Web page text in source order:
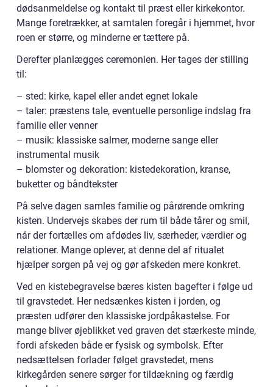
dødsanmeldelse og kontakt til præst eller kirkekontor.
Mange foretrækker, at samtalen foregår i hjemmet, hvor
roen er større, og minderne er tættere på.
Derefter planlægges ceremonien. Her tages der stilling
til:
– sted: kirke, kapel eller andet egnet lokale
– taler: præstens tale, eventuelle personlige indslag fra
familie eller venner
– musik: klassiske salmer, moderne sange eller
instrumental musik
– blomster og dekoration: kistedekoration, kranse,
buketter og båndtekster
På selve dagen samles familie og pårørende omkring
kisten. Undervejs skabes der rum til både tårer og smil,
når der fortælles om afdødes liv, særheder, værdier og
relationer. Mange oplever, at denne del af ritualet
hjælper sorgen på vej og gør afskeden mere konkret.
Ved en kistebegravelse bæres kisten bagefter i følge ud
til gravstedet. Her nedsænkes kisten i jorden, og
præsten udfører den klassiske jordpåkastelse. For
mange bliver øjeblikket ved graven det stærkeste minde,
fordi afskeden både er fysisk og symbolsk. Efter
nedsættelsen forlader følget gravstedet, mens
kirkegården senere sørger for tildækning og færdig